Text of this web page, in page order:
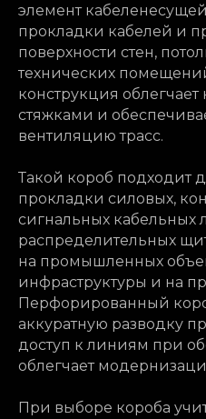
элемент
прокладки кабелей и
поверхности стен,
технических
конструкция
стяжками и
вентиляцию трасс.
Такой короб подходит
прокладки силовых,
сигнальных кабельных
распределительных
на промышленных
инфраструктуры и на
Перфорированный
аккуратную разводку
доступ к линиям при
облегчает
При выборе короба